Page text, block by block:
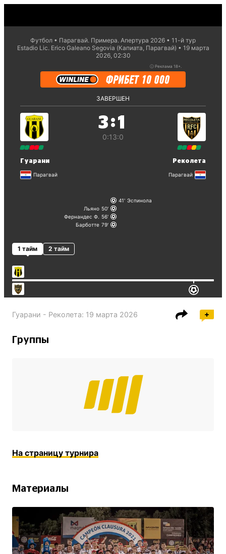
Футбол Парагвай. Примера. Апертура 2026
11-й тур
Estadio Lic. Erico Galeano Segovia (Капиата, Парагвай)
19 марта
2026, 02:30
ⓘ Реклама 18+.
ЗАВЕРШЕН
Гуарани
Парагвай
3:1
0:13:0
Реколета
Парагвай
41 Эспинола
Льяно 50
Фернандес Ф.
56
Барботте 79
1 тайм 2 тайм
Гуарани - Реколета: 19 марта 2026
Группы
На страницу турнира
Материалы